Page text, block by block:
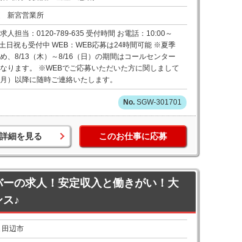
新宮営業所
人担当：0120-789-635 受付時間 お電話：10:00～
日祝も受付中 WEB：WEB応募は24時間可能 ※夏季
、8/13（木）～8/16（日）の期間はコールセンター
ります。 ※WEBでご応募いただいた方に関しまして
）以降に随時ご連絡いたします。
SGW-301701
詳細を見る このお仕事に応募
の求人！安定収入と働きがい！大
♪
田辺市